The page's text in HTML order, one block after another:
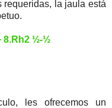
la jaula está
8.Rh2 ½-½
les ofrecemos un